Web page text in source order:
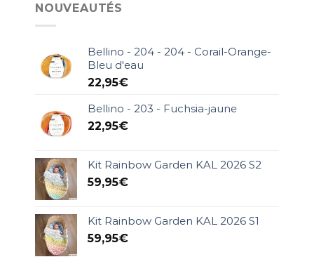
NOUVEAUTÉS
Bellino - 204 - 204 - Corail-Orange-
Bleu d'eau
22,95€
Bellino - 203 - Fuchsia-jaune
22,95€
Kit Rainbow Garden KAL 2026 S2
59,95€
Kit Rainbow Garden KAL 2026 S1
59,95€